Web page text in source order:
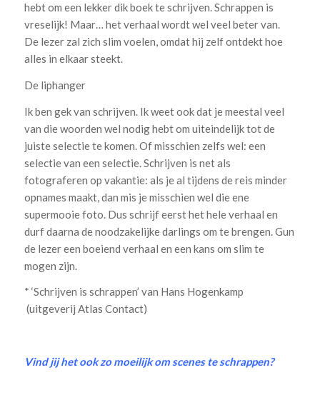
hebt om een lekker dik boek te schrijven. Schrappen is
vreselijk! Maar… het verhaal wordt wel veel beter van.
De lezer zal zich slim voelen, omdat hij zelf ontdekt hoe
alles in elkaar steekt.
De liphanger
Ik ben gek van schrijven. Ik weet ook dat je meestal veel
van die woorden wel nodig hebt om uiteindelijk tot de
juiste selectie te komen. Of misschien zelfs wel: een
selectie van een selectie. Schrijven is net als
fotograferen op vakantie: als je al tijdens de reis minder
opnames maakt, dan mis je misschien wel die ene
supermooie foto. Dus schrijf eerst het hele verhaal en
durf daarna de noodzakelijke darlings om te brengen. Gun
de lezer een boeiend verhaal en een kans om slim te
mogen zijn.
* ‘Schrijven is schrappen’ van Hans Hogenkamp
(uitgeverij Atlas Contact)
Vind jij het ook zo moeilijk om scenes te schrappen?